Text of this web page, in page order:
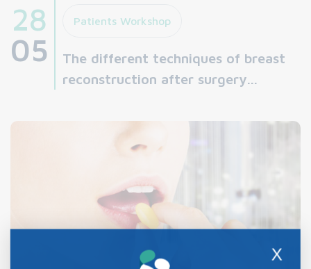
28
05
Patients Workshop
The different techniques of breast
reconstruction after surgery...
X